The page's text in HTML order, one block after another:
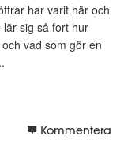
har varit här och
lär sig så fort hur
vad som gör en
Kommentera